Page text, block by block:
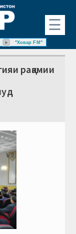
☰
"Ховар FM"
рақамии